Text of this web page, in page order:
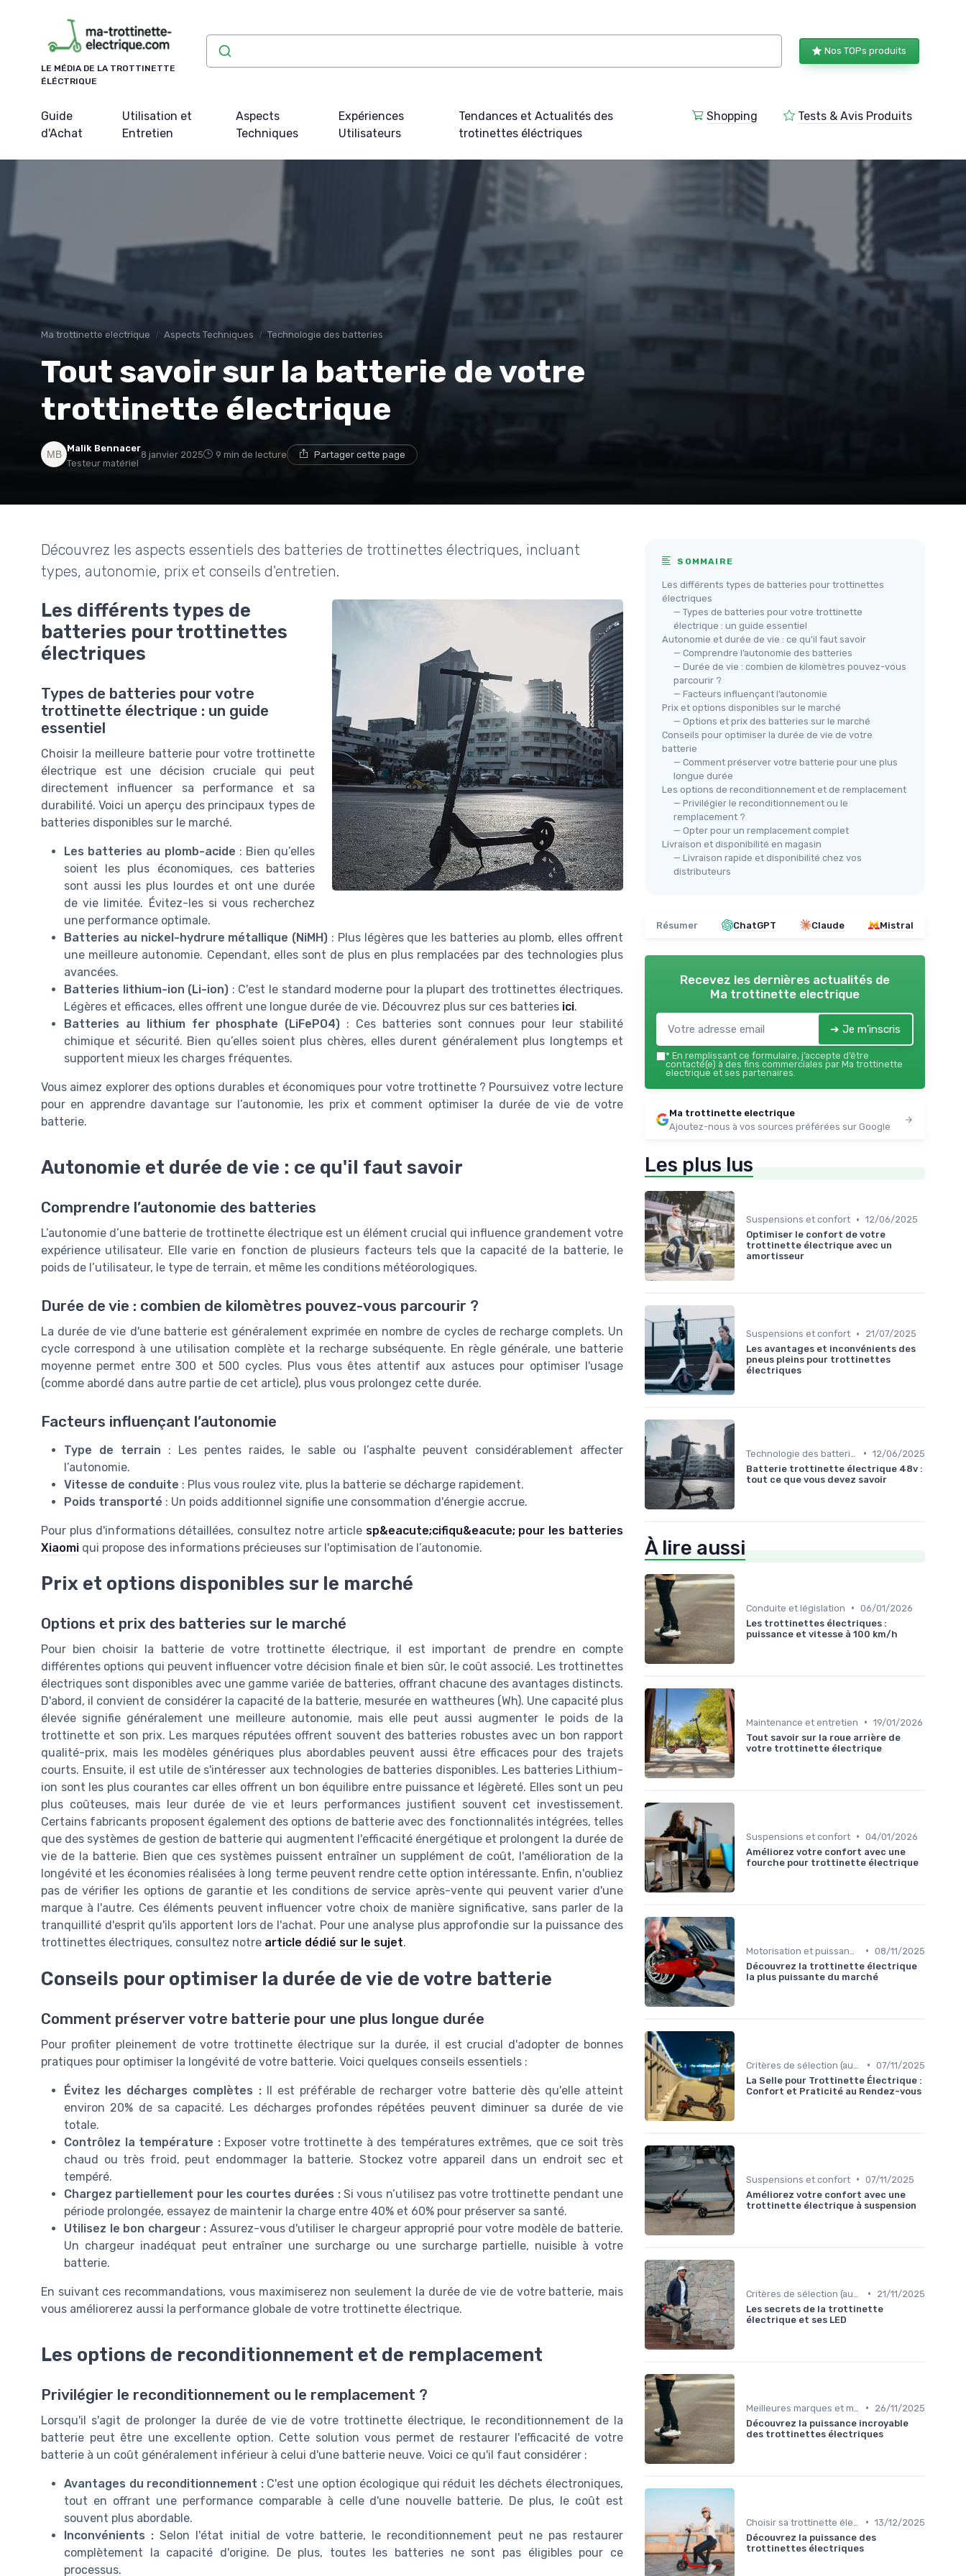
LE MÉDIA DE LA TROTTINETTE
ÉLÉCTRIQUE
Nos TOPs produits
Guide
d'Achat
Utilisation et
Entretien
Aspects
Techniques
Expériences
Utilisateurs
Tendances et Actualités des
trotinettes éléctriques
Shopping Tests & Avis Produits
Ma trottinette electrique Aspects Techniques Technologie des batteries
Tout savoir sur la batterie de votre
trottinette électrique
Malik Bennacer
Testeur matériel
8 janvier 2025 9 min de lecture Partager cette page
Découvrez les aspects essentiels des batteries de trottinettes électriques, incluant
types, autonomie, prix et conseils d'entretien.
Les différents types de
batteries pour trottinettes
électriques
Types de batteries pour votre
trottinette électrique : un guide
essentiel
Choisir la meilleure batterie pour votre trottinette
électrique est une décision cruciale qui peut
directement influencer sa performance et sa
durabilité. Voici un aperçu des principaux types de
batteries disponibles sur le marché.
Les batteries au plomb-acide : Bien qu’elles
soient les plus économiques, ces batteries
sont aussi les plus lourdes et ont une durée
de vie limitée. Évitez-les si vous recherchez
une performance optimale.
Batteries au nickel-hydrure métallique (NiMH) : Plus légères que les batteries au plomb, elles offrent
une meilleure autonomie. Cependant, elles sont de plus en plus remplacées par des technologies plus
avancées.
Batteries lithium-ion (Li-ion) : C'est le standard moderne pour la plupart des trottinettes électriques.
Légères et efficaces, elles offrent une longue durée de vie. Découvrez plus sur ces batteries ici.
Batteries au lithium fer phosphate (LiFePO4) : Ces batteries sont connues pour leur stabilité
chimique et sécurité. Bien qu’elles soient plus chères, elles durent généralement plus longtemps et
supportent mieux les charges fréquentes.
Vous aimez explorer des options durables et économiques pour votre trottinette ? Poursuivez votre lecture
pour en apprendre davantage sur l’autonomie, les prix et comment optimiser la durée de vie de votre
batterie.
Autonomie et durée de vie : ce qu'il faut savoir
Comprendre l’autonomie des batteries
L’autonomie d’une batterie de trottinette électrique est un élément crucial qui influence grandement votre
expérience utilisateur. Elle varie en fonction de plusieurs facteurs tels que la capacité de la batterie, le
poids de l’utilisateur, le type de terrain, et même les conditions météorologiques.
Durée de vie : combien de kilomètres pouvez-vous parcourir ?
La durée de vie d'une batterie est généralement exprimée en nombre de cycles de recharge complets. Un
cycle correspond à une utilisation complète et la recharge subséquente. En règle générale, une batterie
moyenne permet entre 300 et 500 cycles. Plus vous êtes attentif aux astuces pour optimiser l'usage
(comme abordé dans autre partie de cet article), plus vous prolongez cette durée.
Facteurs influençant l’autonomie
Type de terrain : Les pentes raides, le sable ou l’asphalte peuvent considérablement affecter
l’autonomie.
Vitesse de conduite : Plus vous roulez vite, plus la batterie se décharge rapidement.
Poids transporté : Un poids additionnel signifie une consommation d'énergie accrue.
Pour plus d'informations détaillées, consultez notre article sp&eacute;cifiqu&eacute; pour les batteries
Xiaomi qui propose des informations précieuses sur l'optimisation de l’autonomie.
Prix et options disponibles sur le marché
Options et prix des batteries sur le marché
Pour bien choisir la batterie de votre trottinette électrique, il est important de prendre en compte
différentes options qui peuvent influencer votre décision finale et bien sûr, le coût associé. Les trottinettes
électriques sont disponibles avec une gamme variée de batteries, offrant chacune des avantages distincts.
D'abord, il convient de considérer la capacité de la batterie, mesurée en wattheures (Wh). Une capacité plus
élevée signifie généralement une meilleure autonomie, mais elle peut aussi augmenter le poids de la
trottinette et son prix. Les marques réputées offrent souvent des batteries robustes avec un bon rapport
qualité-prix, mais les modèles génériques plus abordables peuvent aussi être efficaces pour des trajets
courts. Ensuite, il est utile de s'intéresser aux technologies de batteries disponibles. Les batteries Lithium-
ion sont les plus courantes car elles offrent un bon équilibre entre puissance et légèreté. Elles sont un peu
plus coûteuses, mais leur durée de vie et leurs performances justifient souvent cet investissement.
Certains fabricants proposent également des options de batterie avec des fonctionnalités intégrées, telles
que des systèmes de gestion de batterie qui augmentent l'efficacité énergétique et prolongent la durée de
vie de la batterie. Bien que ces systèmes puissent entraîner un supplément de coût, l'amélioration de la
longévité et les économies réalisées à long terme peuvent rendre cette option intéressante. Enfin, n'oubliez
pas de vérifier les options de garantie et les conditions de service après-vente qui peuvent varier d'une
marque à l'autre. Ces éléments peuvent influencer votre choix de manière significative, sans parler de la
tranquillité d'esprit qu'ils apportent lors de l'achat. Pour une analyse plus approfondie sur la puissance des
trottinettes électriques, consultez notre article dédié sur le sujet.
Conseils pour optimiser la durée de vie de votre batterie
Comment préserver votre batterie pour une plus longue durée
Pour profiter pleinement de votre trottinette électrique sur la durée, il est crucial d'adopter de bonnes
pratiques pour optimiser la longévité de votre batterie. Voici quelques conseils essentiels :
Évitez les décharges complètes :Il est préférable de recharger votre batterie dès qu'elle atteint
environ 20% de sa capacité. Les décharges profondes répétées peuvent diminuer sa durée de vie
totale.
Contrôlez la température :Exposer votre trottinette à des températures extrêmes, que ce soit très
chaud ou très froid, peut endommager la batterie. Stockez votre appareil dans un endroit sec et
tempéré.
Chargez partiellement pour les courtes durées :Si vous n’utilisez pas votre trottinette pendant une
période prolongée, essayez de maintenir la charge entre 40% et 60% pour préserver sa santé.
Utilisez le bon chargeur : Assurez-vous d'utiliser le chargeur approprié pour votre modèle de batterie.
Un chargeur inadéquat peut entraîner une surcharge ou une surcharge partielle, nuisible à votre
batterie.
En suivant ces recommandations, vous maximiserez non seulement la durée de vie de votre batterie, mais
vous améliorerez aussi la performance globale de votre trottinette électrique.
Les options de reconditionnement et de remplacement
Privilégier le reconditionnement ou le remplacement ?
Lorsqu'il s'agit de prolonger la durée de vie de votre trottinette électrique, le reconditionnement de la
batterie peut être une excellente option. Cette solution vous permet de restaurer l'efficacité de votre
batterie à un coût généralement inférieur à celui d'une batterie neuve. Voici ce qu'il faut considérer :
Avantages du reconditionnement :C'est une option écologique qui réduit les déchets électroniques,
tout en offrant une performance comparable à celle d'une nouvelle batterie. De plus, le coût est
souvent plus abordable.
Inconvénients : Selon l'état initial de votre batterie, le reconditionnement peut ne pas restaurer
complètement la capacité d'origine. De plus, toutes les batteries ne sont pas éligibles pour ce
processus.
SOMMAIRE
Les différents types de batteries pour trottinettes
électriques
— Types de batteries pour votre trottinette
électrique : un guide essentiel
Autonomie et durée de vie : ce qu'il faut savoir
— Comprendre l’autonomie des batteries
— Durée de vie : combien de kilomètres pouvez-vous
parcourir ?
— Facteurs influençant l’autonomie
Prix et options disponibles sur le marché
— Options et prix des batteries sur le marché
Conseils pour optimiser la durée de vie de votre
batterie
— Comment préserver votre batterie pour une plus
longue durée
Les options de reconditionnement et de remplacement
— Privilégier le reconditionnement ou le
remplacement ?
— Opter pour un remplacement complet
Livraison et disponibilité en magasin
— Livraison rapide et disponibilité chez vos
distributeurs
Résumer ChatGPT Claude Mistral
Recevez les dernières actualités de
Ma trottinette electrique
➔ Je m'inscris
* En remplissant ce formulaire, j’accepte d’être
contacté(e) à des fins commerciales par Ma trottinette
electrique et ses partenaires.
Ma trottinette electrique
Ajoutez-nous à vos sources préférées sur Google
Les plus lus
Suspensions et confort • 12/06/2025
Optimiser le confort de votre
trottinette électrique avec un
amortisseur
Suspensions et confort •
21/07/2025
Les avantages et inconvénients des
pneus pleins pour trottinettes
électriques
• 12/06/2025
Batterie trottinette électrique 48v :
tout ce que vous devez savoir
À lire aussi
Conduite et législation • 06/01/2026
Les trottinettes électriques :
puissance et vitesse à 100 km/h
Maintenance et entretien • 19/01/2026
Tout savoir sur la roue arrière de
votre trottinette électrique
Suspensions et confort • 04/01/2026
Améliorez votre confort avec une
fourche pour trottinette électrique
• 08/11/2025
Découvrez la trottinette électrique
la plus puissante du marché
• 07/11/2025
La Selle pour Trottinette Électrique :
Confort et Praticité au Rendez-vous
Suspensions et confort • 07/11/2025
Améliorez votre confort avec une
trottinette électrique à suspension
•
21/11/2025
Les secrets de la trottinette
électrique et ses LED
•
26/11/2025
Découvrez la puissance incroyable
des trottinettes électriques
• 13/12/2025
Découvrez la puissance des
trottinettes électriques